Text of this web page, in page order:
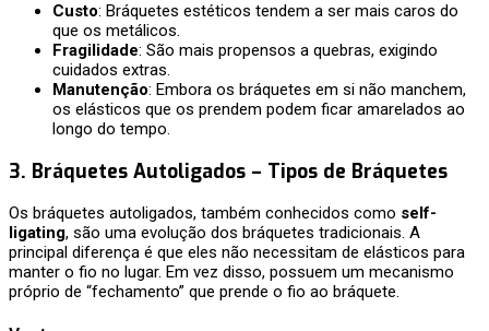
Custo: Bráquetes estéticos tendem a ser mais caros do
que os metálicos.
Fragilidade: São mais propensos a quebras, exigindo
cuidados extras.
Manutenção: Embora os bráquetes em si não manchem,
os elásticos que os prendem podem ficar amarelados ao
longo do tempo.
3. Bráquetes Autoligados – Tipos de Bráquetes
Os bráquetes autoligados, também conhecidos como self-
ligating, são uma evolução dos bráquetes tradicionais. A
principal diferença é que eles não necessitam de elásticos para
manter o fio no lugar. Em vez disso, possuem um mecanismo
próprio de “fechamento” que prende o fio ao bráquete.